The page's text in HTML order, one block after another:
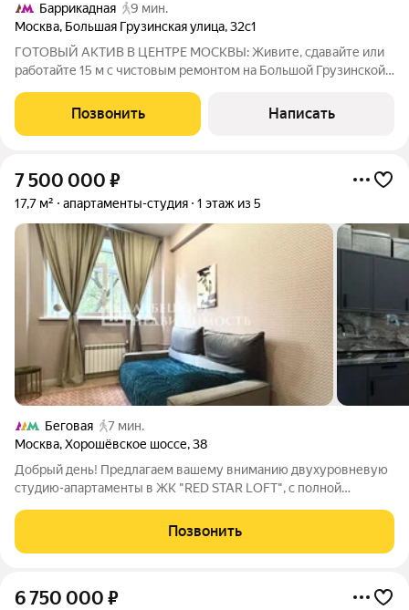
Баррикадная
9 мин.
Москва, Большая Грузинская улица,32с1
ГОТОВЫЙ АКТИВ В ЦЕНТРЕ МОСКВЫ: Живите, сдавайте или
работайте 15 м с чистовым ремонтом на Большой Грузинской
Садового кольца. Больше не нужно стоять в пробках всё
рядом. Этот лот универсальный
Позвонить Написать
7 500 000 ₽
17,7 м² апартаменты-студия 1 этаж из 5
Беговая
7 мин.
Москва,Хорошёвское шоссе,38
Добрый день! Предлагаем вашему вниманию двухуровневую
студию-апартаменты в ЖК "RED STAR LOFT", с полной
жизни, так и для выгодной аренды! Отличный инвестиционный
вариант! Продажа без
Позвонить
6 750 000 ₽